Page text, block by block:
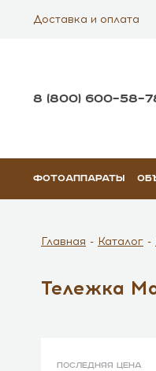
Доставка и оплата
8 (800)
ФОТОАППАРАТЫ
Главная Каталог
Тележка
Последняя цена